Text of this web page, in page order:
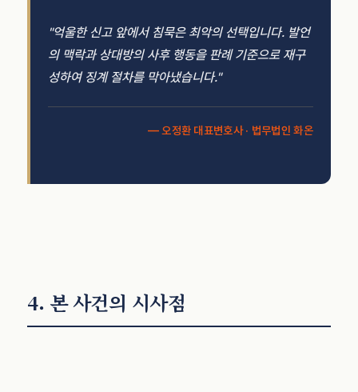
"억울한 신고 앞에서 침묵은 최악의 선택입니다. 발언
의 맥락과 상대방의 사후 행동을 판례 기준으로 재구
성하여 징계 절차를 막아냈습니다."
— 오정환 대표변호사 · 법무법인 화온
4. 본 사건의 시사점